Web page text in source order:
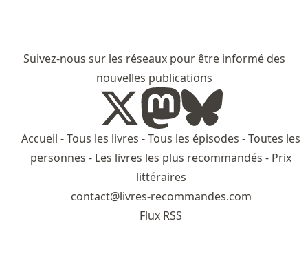
Suivez-nous sur les réseaux pour être informé des
nouvelles publications
Accueil -Tous les livres -Tous les épisodes -Toutes les
personnes - Les livres les plus recommandés - Prix
littéraires
contact@livres-recommandes.com
Flux RSS